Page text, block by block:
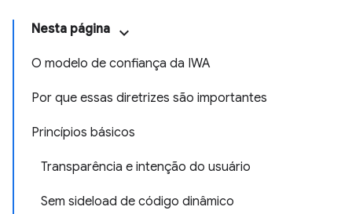
Nesta página
O modelo de confiança da IWA
Por que essas diretrizes são importantes
Princípios básicos
Transparência e intenção do usuário
Sem sideload de código dinâmico